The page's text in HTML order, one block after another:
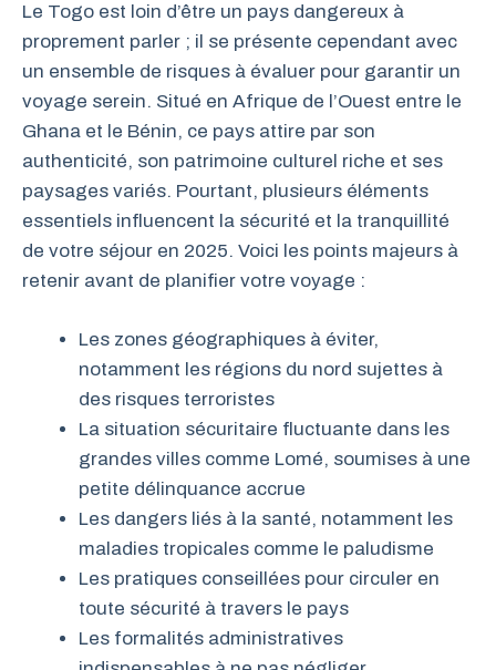
Le Togo est loin d’être un pays dangereux à
proprement parler ; il se présente cependant avec
un ensemble de risques à évaluer pour garantir un
voyage serein. Situé en Afrique de l’Ouest entre le
Ghana et le Bénin, ce pays attire par son
authenticité, son patrimoine culturel riche et ses
paysages variés. Pourtant, plusieurs éléments
essentiels influencent la sécurité et la tranquillité
de votre séjour en 2025. Voici les points majeurs à
retenir avant de planifier votre voyage :
Les zones géographiques à éviter,
notamment les régions du nord sujettes à
des risques terroristes
La situation sécuritaire fluctuante dans les
grandes villes comme Lomé, soumises à une
petite délinquance accrue
Les dangers liés à la santé, notamment les
maladies tropicales comme le paludisme
Les pratiques conseillées pour circuler en
toute sécurité à travers le pays
Les formalités administratives